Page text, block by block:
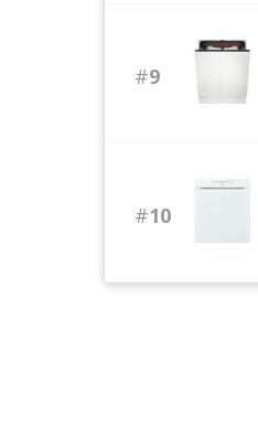
#9
#10